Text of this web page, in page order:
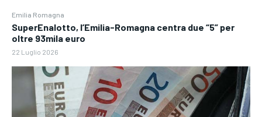
Emilia Romagna
SuperEnalotto, l’Emilia-Romagna centra due “5” per
oltre 93mila euro
22 Luglio 2026